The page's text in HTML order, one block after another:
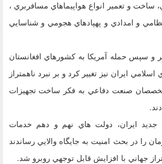
ساخت و تعمير انواع هواپيماهاي مسافربري ،
و امدادي و پهپادهاي هجومي و شناسايي
حادثه ۱۱ سپتامبر و سپس حمله آمريكا به كشورهاي افغانستان
ايران نيز تغيير كرد و بر نبرد ناهمتراز
صنعت دفاعي به فكر ساخت تجهيزات
ايران، دولت هاي نهم و دهم خدمات
را در بحث امنيت به جايگاه والايي رساندند
جهاني با افزايش قابل توجهي روبرو شد.